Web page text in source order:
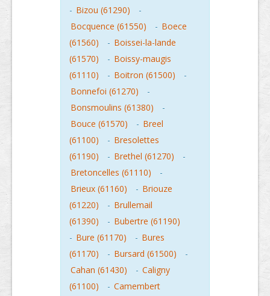
- Bizou (61290)
-
Bocquence (61550)
- Boece
(61560)
- Boissei-la-lande
(61570)
- Boissy-maugis
(61110)
- Boitron (61500)
-
Bonnefoi (61270)
-
Bonsmoulins (61380)
-
Bouce (61570)
- Breel
(61100)
- Bresolettes
(61190)
- Brethel (61270)
-
Bretoncelles (61110)
-
Brieux (61160)
- Briouze
(61220)
- Brullemail
(61390)
- Bubertre (61190)
- Bure (61170) - Bures
(61170)
- Bursard (61500)
-
Cahan (61430)
- Caligny
(61100)
- Camembert